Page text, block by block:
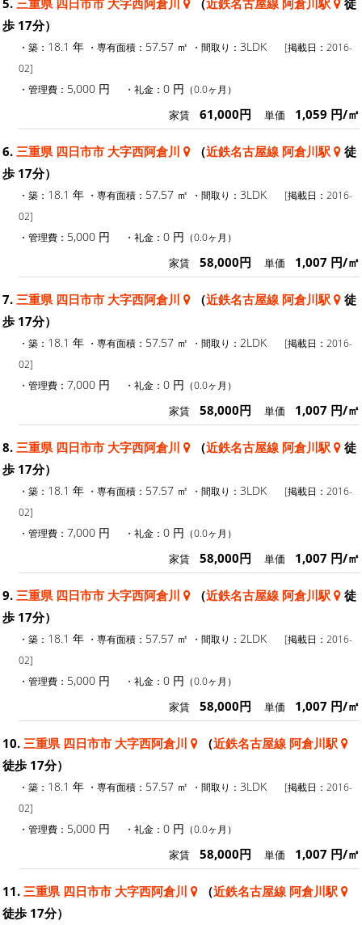
歩 17分）
・築： 18.1 年 ・専有面積： 57.57 ㎡ ・間取り： 3LDK
[掲載日：2016-
02]
・管理費： 5,000 円 ・礼金： 0 円 （0.0ヶ月）
家賃 61,000円 単価 1,059 円/㎡
6. 三重県 四日市市 大字西阿倉川 （近鉄名古屋線 阿倉川駅
徒
歩 17分）
・築： 18.1 年 ・専有面積： 57.57 ㎡ ・間取り： 3LDK
[掲載日：2016-
02]
・管理費： 5,000 円 ・礼金： 0 円 （0.0ヶ月）
家賃 58,000円 単価 1,007 円/㎡
7. 三重県 四日市市 大字西阿倉川 （近鉄名古屋線 阿倉川駅
徒
歩 17分）
・築： 18.1 年 ・専有面積： 57.57 ㎡ ・間取り： 2LDK
[掲載日：2016-
02]
・管理費： 7,000 円 ・礼金： 0 円 （0.0ヶ月）
家賃 58,000円 単価 1,007 円/㎡
8. 三重県 四日市市 大字西阿倉川 （近鉄名古屋線 阿倉川駅
徒
歩 17分）
・築： 18.1 年 ・専有面積： 57.57 ㎡ ・間取り： 3LDK
[掲載日：2016-
02]
・管理費： 7,000 円 ・礼金： 0 円 （0.0ヶ月）
家賃 58,000円 単価 1,007 円/㎡
9. 三重県 四日市市 大字西阿倉川 （近鉄名古屋線 阿倉川駅
徒
歩 17分）
・築： 18.1 年 ・専有面積： 57.57 ㎡ ・間取り： 2LDK
[掲載日：2016-
02]
・管理費： 5,000 円 ・礼金： 0 円 （0.0ヶ月）
家賃 58,000円 単価 1,007 円/㎡
10. 三重県 四日市市 大字西阿倉川 （近鉄名古屋線 阿倉川駅
徒歩 17分）
・築： 18.1 年 ・専有面積： 57.57 ㎡ ・間取り： 3LDK
[掲載日：2016-
02]
・管理費： 5,000 円 ・礼金： 0 円 （0.0ヶ月）
家賃 58,000円 単価 1,007 円/㎡
11. 三重県 四日市市 大字西阿倉川 （近鉄名古屋線 阿倉川駅
徒歩 17分）